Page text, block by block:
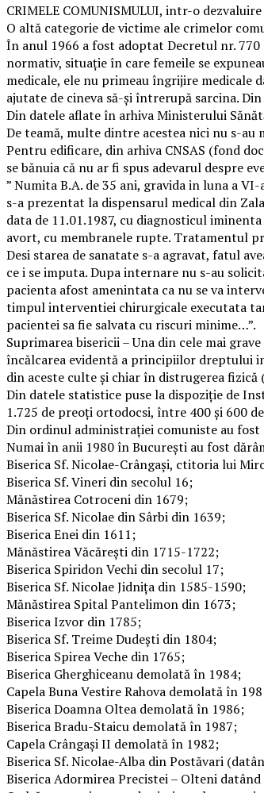
CRIMELE COMUNISMULUI, intr-o
O altă categorie de victime ale crimelor
În anul 1966 a fost adoptat Decretul nr.
normativ, situație în care femeile se
medicale, ele nu primeau îngrijire medicale
ajutate de cineva să-și întrerupă sarcina.
Din datele aflate în arhiva Ministerului
De teamă, multe dintre acestea nici nu s-au
Pentru edificare, din arhiva CNSAS (fond
se bănuia că nu ar fi spus adevarul despre
” Numita B.A. de 35 ani, gravida in luna a VI-
s-a prezentat la dispensarul medical din
data de 11.01.1987, cu diagnosticul iminenta
avort, cu membranele rupte. Tratamentul
Desi starea de sanatate s-a agravat, fatul
ce i se imputa. Dupa internare nu s-au
pacienta afost amenintata ca nu se va
timpul interventiei chirurgicale executata
pacientei sa fie salvata cu riscuri minime…”.
Suprimarea bisericii – Una din cele mai
încălcarea evidentă a principiilor dreptului
din aceste culte și chiar în distrugerea
Din datele statistice puse la dispoziție de
1.725 de preoți ortodocsi, între 400 și 600
Din ordinul administrației comuniste au
Numai în anii 1980 în București au fost
Biserica Sf. Nicolae-Crângași, ctitoria lui
Biserica Sf. Vineri din secolul 16;
Mănăstirea Cotroceni din 1679;
Biserica Sf. Nicolae din Sârbi din 1639;
Biserica Enei din 1611;
Mănăstirea Văcărești din 1715-1722;
Biserica Spiridon Vechi din secolul 17;
Biserica Sf. Nicolae Jidnița din 1585-1590;
Mănăstirea Spital Pantelimon din 1673;
Biserica Izvor din 1785;
Biserica Sf. Treime Dudești din 1804;
Biserica Spirea Veche din 1765;
Biserica Gherghiceanu demolată în 1984;
Capela Buna Vestire Rahova demolată în
Biserica Doamna Oltea demolată în 1986;
Biserica Bradu-Staicu demolată în 1987;
Capela Crângași II demolată în 1982;
Biserica Sf. Nicolae-Alba din Postăvari
Biserica Adormirea Precistei – Olteni